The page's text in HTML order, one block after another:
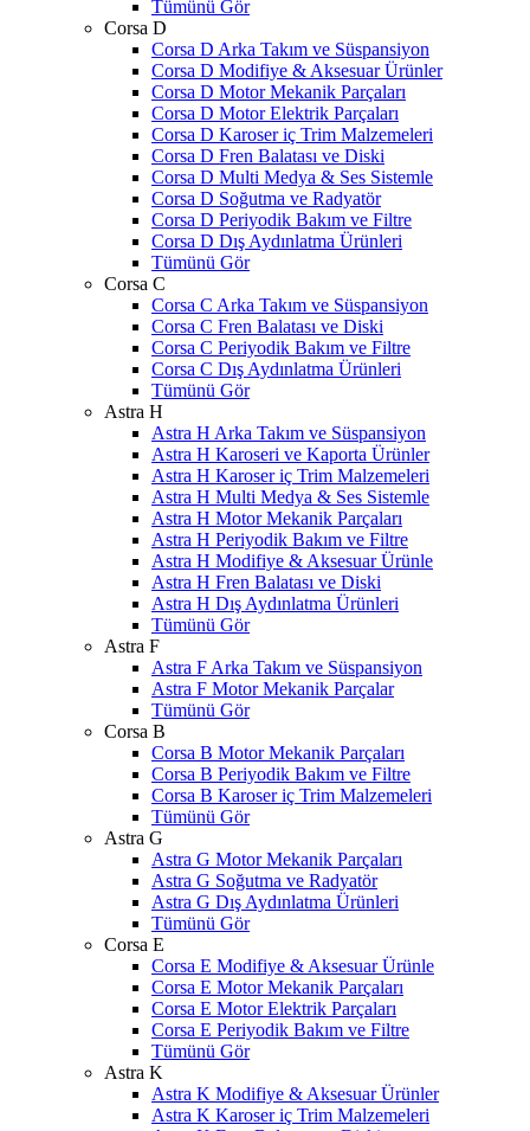
Tümünü Gör
Corsa D
Corsa D Arka Takım ve Süspansiyon
Corsa D Modifiye & Aksesuar Ürünler
Corsa D Motor Mekanik Parçaları
Corsa D Motor Elektrik Parçaları
Corsa D Karoser iç Trim Malzemeleri
Corsa D Fren Balatası ve Diski
Corsa D Multi Medya & Ses Sistemle
Corsa D Soğutma ve Radyatör
Corsa D Periyodik Bakım ve Filtre
Corsa D Dış Aydınlatma Ürünleri
Tümünü Gör
Corsa C
Corsa C Arka Takım ve Süspansiyon
Corsa C Fren Balatası ve Diski
Corsa C Periyodik Bakım ve Filtre
Corsa C Dış Aydınlatma Ürünleri
Tümünü Gör
Astra H
Astra H Arka Takım ve Süspansiyon
Astra H Karoseri ve Kaporta Ürünler
Astra H Karoser iç Trim Malzemeleri
Astra H Multi Medya & Ses Sistemle
Astra H Motor Mekanik Parçaları
Astra H Periyodik Bakım ve Filtre
Astra H Modifiye & Aksesuar Ürünle
Astra H Fren Balatası ve Diski
Astra H Dış Aydınlatma Ürünleri
Tümünü Gör
Astra F
Astra F Arka Takım ve Süspansiyon
Astra F Motor Mekanik Parçalar
Tümünü Gör
Corsa B
Corsa B Motor Mekanik Parçaları
Corsa B Periyodik Bakım ve Filtre
Corsa B Karoser iç Trim Malzemeleri
Tümünü Gör
Astra G
Astra G Motor Mekanik Parçaları
Astra G Soğutma ve Radyatör
Astra G Dış Aydınlatma Ürünleri
Tümünü Gör
Corsa E
Corsa E Modifiye & Aksesuar Ürünle
Corsa E Motor Mekanik Parçaları
Corsa E Motor Elektrik Parçaları
Corsa E Periyodik Bakım ve Filtre
Tümünü Gör
Astra K
Astra K Modifiye & Aksesuar Ürünler
Astra K Karoser iç Trim Malzemeleri